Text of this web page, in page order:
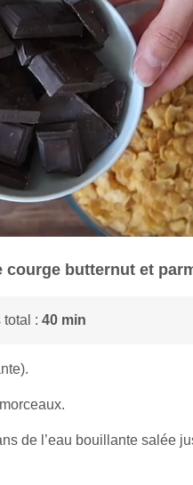
courge butternut et
total : 40 min
de l’eau bouillante salée